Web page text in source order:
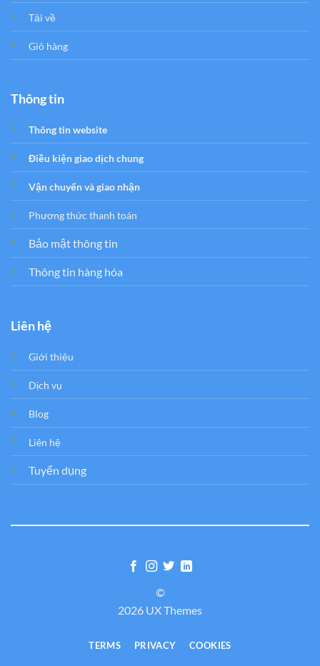
Tải về
Giỏ hàng
Thông tin
Thông tin website
Điều kiện giao dịch chung
Vận chuyển và giao nhận
Phương thức thanh toán
Bảo mật thông tin
Thông tin hàng hóa
Liên hệ
Giới thiệu
Dịch vụ
Blog
Liên hệ
Tuyển dụng
©
2026 UX Themes
TERMS PRIVACY COOKIES